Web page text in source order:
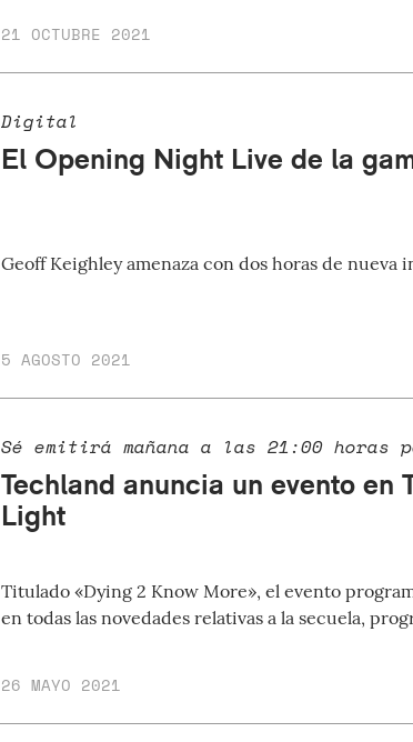
21 OCTUBRE 2021
Digital
El Opening Night Live de la
Geoff Keighley amenaza con dos horas de
5 AGOSTO 2021
Sé emitirá mañana a las 21:00 horas
Techland anuncia un evento
Light
Titulado «Dying 2 Know More», el evento
en todas las novedades relativas a la secuela,
26 MAYO 2021